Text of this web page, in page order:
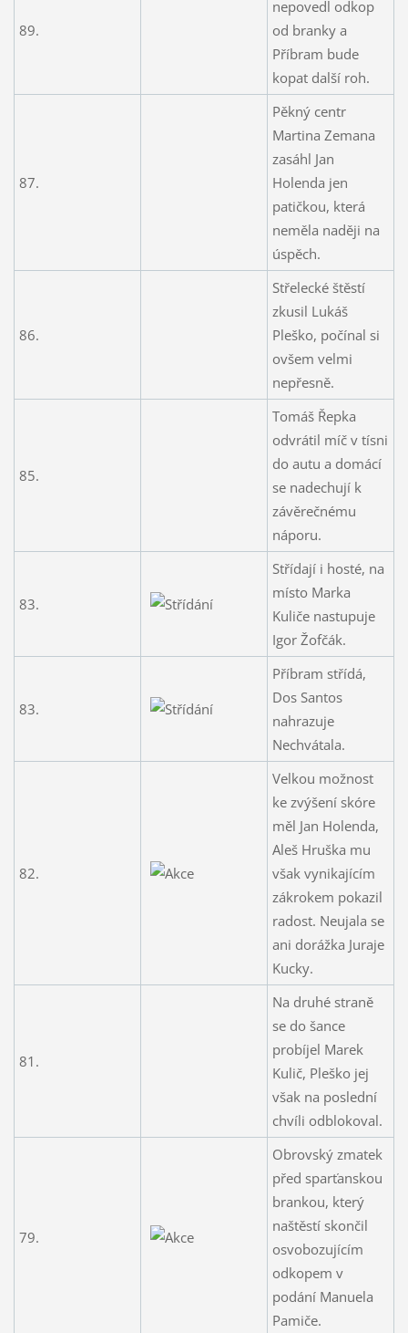
89.
nepovedl odkop
od branky a
Příbram bude
kopat další roh.
87.
Pěkný centr
Martina Zemana
zasáhl Jan
Holenda jen
patičkou, která
neměla naději na
úspěch.
86.
Střelecké štěstí
zkusil Lukáš
Pleško, počínal si
ovšem velmi
nepřesně.
85.
Tomáš Řepka
odvrátil míč v tísni
do autu a domácí
se nadechují k
závěrečnému
náporu.
83.
Střídají i hosté, na
místo Marka
Kuliče nastupuje
Igor Žofčák.
83.
Příbram střídá,
Dos Santos
nahrazuje
Nechvátala.
82.
Velkou možnost
ke zvýšení skóre
měl Jan Holenda,
Aleš Hruška mu
však vynikajícím
zákrokem pokazil
radost. Neujala se
ani dorážka Juraje
Kucky.
81.
Na druhé straně
se do šance
probíjel Marek
Kulič, Pleško jej
však na poslední
chvíli odblokoval.
79.
Obrovský zmatek
před sparťanskou
brankou, který
naštěstí skončil
osvobozujícím
odkopem v
podání Manuela
Pamiče.